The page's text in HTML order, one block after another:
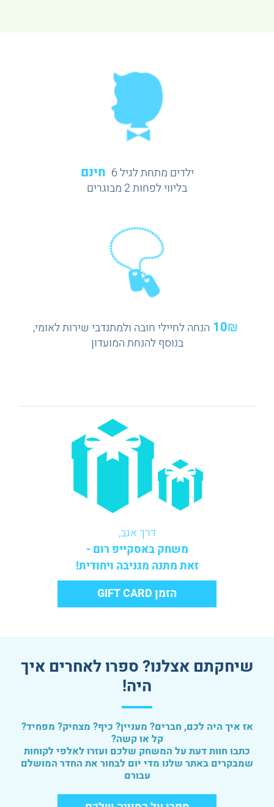
ילדים מתחת לגיל 6 חינם
בליווי לפחות 2 מבוגרים
10₪ הנחה לחיילי חובה ולמתנדבי שירות לאומי,
בנוסף להנחת המועדון
דרך אגב,
משחק באסקייפ רום -
זאת מתנה מגניבה ויחודית!
הזמן GIFT CARD
שיחקתם אצלנו? ספרו לאחרים איך
היה!
אז איך היה לכם, חברים? מעניין? כיף? מצחיק? מפחיד?
קל או קשה?
כתבו חוות דעת על המשחק שלכם ועזרו לאלפי לקוחות
שמבקרים באתר שלנו מדי יום לבחור את החדר המושלם
עבורם